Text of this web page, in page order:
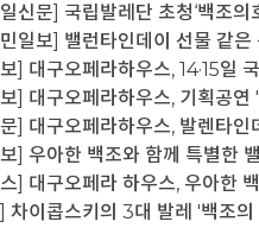
신문] 국립발레단 초청‘백조
일보] 밸런타인데이 선물 같은
] 대구오페라하우스, 14·15일
] 대구오페라하우스, 기획공연
] 대구오페라하우스, 발렌타인
] 우아한 백조와 함께 특별한
] 대구오페라 하우스, 우아한
차이콥스키의 3대 발레 '백조